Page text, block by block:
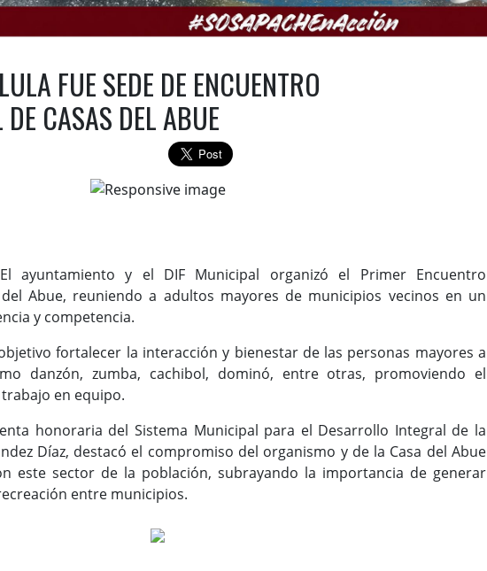
FUE SEDE DE ENCUENTRO
CASAS DEL ABUE
El ayuntamiento y el DIF Municipal organizó el Primer Encuentro
Abue, reuniendo a adultos mayores de municipios vecinos en un
y competencia.
fortalecer la interacción y bienestar de las personas mayores a
danzón, zumba, cachibol, dominó, entre otras, promoviendo el
en equipo.
honoraria del Sistema Municipal para el Desarrollo Integral de la
Díaz, destacó el compromiso del organismo y de la Casa del Abue
este sector de la población, subrayando la importancia de generar
entre municipios.